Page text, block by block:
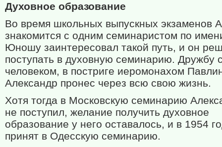
Духовное образование
Во время школьных выпускных экзаменов
знакомится с одним семинаристом по
Юношу заинтересовал такой путь, и он
поступать в духовную семинарию. Дружбу
человеком, в постриге иеромонахом
Александр пронес через всю свою жизнь.
Хотя тогда в Московскую семинарию
не поступил, желание получить духовное
образование у него оставалось, и в 1954
принят в Одесскую семинарию.